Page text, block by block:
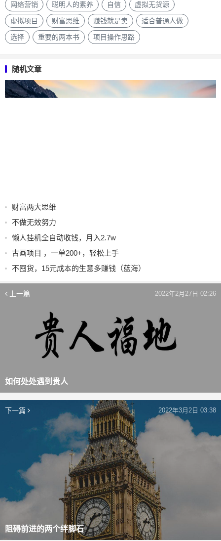
网络营销 聪明人的素养 自信 虚拟无货源
虚拟项目 财富思维 赚钱就是卖 适合普通人做
选择 重要的两本书 项目操作思路
随机文章
财富两大思维
不做无效努力
懒人挂机全自动收钱，月入2.7w
古画项目 ，一单200+，轻松上手
不囤货，15元成本的生意多赚钱（蓝海）
上一篇
如何处处遇到贵人
2022年2月27日 02:26
下一篇
阻碍前进的两个绊脚石
2022年3月2日 03:38